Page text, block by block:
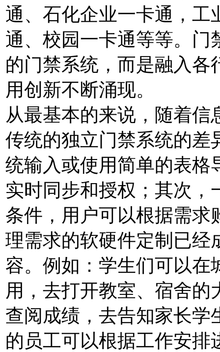
通、石化企业一卡通，工
通、校园一卡通等等。门
的门禁系统，而是融入各
用创新不断涌现。
从最基本的来说，随着
传统的独立门禁系统的差
统输入或使用简单的表格
实时同步和授权；其次，
条件，用户可以根据需求
理需求的软硬件定制已经
容。例如：学生们可以在
用，去打开教室、宿舍
查阅成绩，去告知家长学
的员工可以根据工作安排